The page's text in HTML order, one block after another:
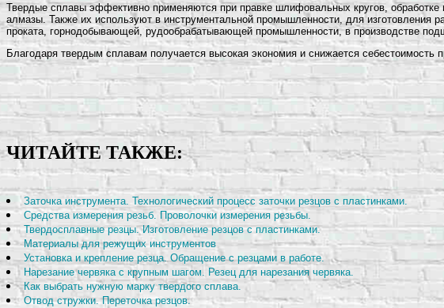
Твердые сплавы эффективно применяются при правке шлифовальных кругов, обработке
алмазы. Также их используют в инструментальной промышленности, для изготовления
проката, горнодобывающей, рудообрабатывающей промышленности, в производстве
Благодаря твердым сплавам получается высокая экономия и снижается себестоимость
ЧИТАЙТЕ ТАКЖЕ:
Заточка инструмента. Технологический процесс заточки резцов с пластинками.
Средства измерения резьб. Проволочки измерения резьбы.
Твердосплавные резцы. Изготовление резцов с пластинками.
Материалы для режущих инструментов
Установка и крепление резца. Обращение с резцами в работе.
Нарезание червяка с крупным шагом. Резец для нарезания червяка.
Как выбрать нужную марку твердого сплава.
Отвод стружки. Переточка резцов.